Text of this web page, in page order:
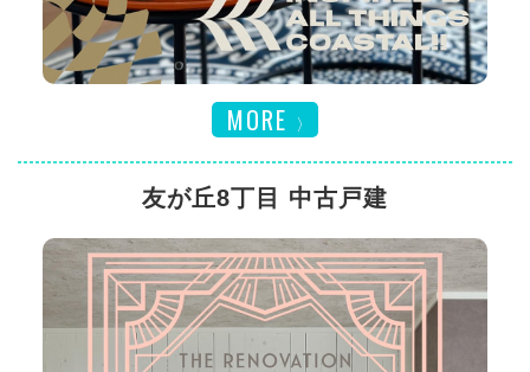
MORE
友が丘8丁目 中古戸建